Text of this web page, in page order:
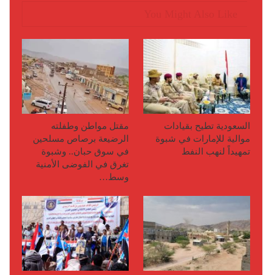
السعودية تطيح بقيادات
موالية للإمارات في شبوة
تمهيداً لنهب النفط
مقتل مواطن وطفلته
الرضيعة برصاص مسلحين
في سوق حبان.. وشبوة
تغرق في الفوضى الأمنية
وسط…